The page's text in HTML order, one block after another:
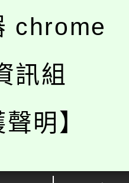
chrome
訊組
明】